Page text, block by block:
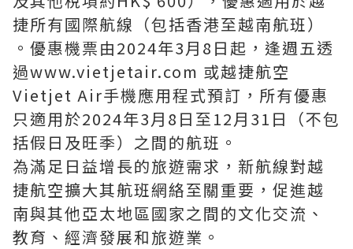
捷所有國際航線（包括香港至越南航班）
。優惠機票由2024年3月8日起，逢週五透
過www.vietjetair.com 或越捷航空
Vietjet Air手機應用程式預訂，所有優惠
只適用於2024年3月8日至12月31日（不包
括假日及旺季）之間的航班。
為滿足日益增長的旅遊需求，新航線對越
捷航空擴大其航班網絡至關重要，促進越
南與其他亞太地區國家之間的文化交流、
教育、經濟發展和旅遊業。